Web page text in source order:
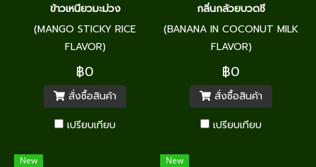
ข้าวเหนียวมะม่วง
(MANGO STICKY RICE
FLAVOR)
฿0
สั่งซื้อสินค้า
เปรียบเทียบ
กลิ่นกล้วยบวดชี
(BANANA IN COCONUT MILK
FLAVOR)
฿0
สั่งซื้อสินค้า
เปรียบเทียบ
New New